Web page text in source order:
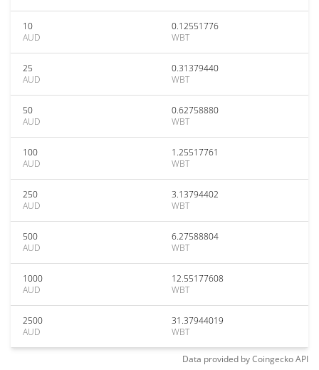
10
AUD
0.12551776
WBT
25
AUD
0.31379440
WBT
50
AUD
0.62758880
WBT
100
AUD
1.25517761
WBT
250
AUD
3.13794402
WBT
500
AUD
6.27588804
WBT
1000
AUD
12.55177608
WBT
2500
AUD
31.37944019
WBT
Data provided byCoingeckoAPI